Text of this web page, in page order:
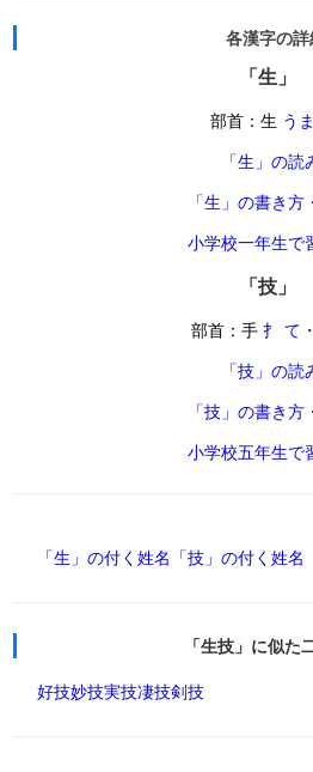
各漢字の詳
「生」
部首：生 う
「生」の読
「生」の書き
小学校一年生で
「技」
部首：手 扌 て
「技」の読
「技」の書き
小学校五年生で
「生」の付く姓名 「技」の付く姓名
「生技」に似た
好技妙技実技凄技剣技